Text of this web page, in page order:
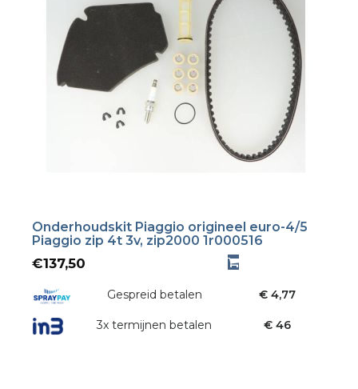
Onderhoudskit Piaggio origineel euro-4/5
Piaggio zip 4t 3v, zip2000 1r000516
€137,50
Gespreid betalen € 4,77
3x termijnen betalen € 46